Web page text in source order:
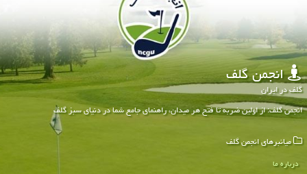
انجمن گلف
گلف در ایران
انجمن گلف: از اولین ضربه تا فتح هر میدان، راهنمای جامع شما در دنیای سبز گلف
میانبرهای انجمن گلف
درباره ما